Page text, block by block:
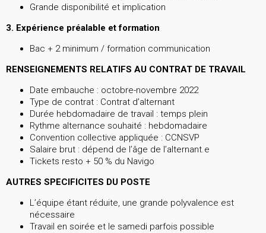
Grande disponibilité et implication
3. Expérience préalable et formation
Bac + 2 minimum / formation communication
RENSEIGNEMENTS RELATIFS AU CONTRAT DE TRAVAIL
Date embauche : octobre-novembre 2022
Type de contrat : Contrat d’alternant
Durée hebdomadaire de travail : temps plein
Rythme alternance souhaité : hebdomadaire
Convention collective appliquée : CCNSVP
Salaire brut : dépend de l’âge de l’alternant.e
Tickets resto + 50 % du Navigo
AUTRES SPECIFICITES DU POSTE
L’équipe étant réduite, une grande polyvalence est
nécessaire
Travail en soirée et le samedi parfois possible